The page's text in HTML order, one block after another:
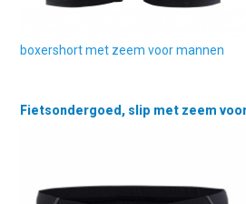
boxershort met zeem voor mannen
Fietsondergoed, slip met zeem